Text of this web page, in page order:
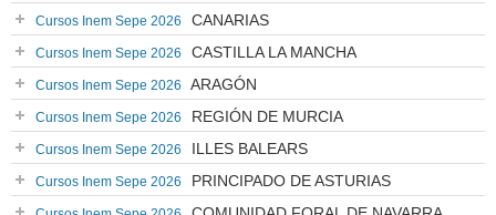
Cursos Inem Sepe 2026 CANARIAS
Cursos Inem Sepe 2026 CASTILLA LA MANCHA
Cursos Inem Sepe 2026 ARAGÓN
Cursos Inem Sepe 2026 REGIÓN DE MURCIA
Cursos Inem Sepe 2026 ILLES BALEARS
Cursos Inem Sepe 2026 PRINCIPADO DE ASTURIAS